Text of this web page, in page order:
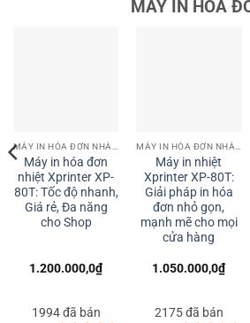
out
of
MÁY IN HOÁ
MÁY IN HÓA ĐƠN
Máy In Nhiệt
Xprinter XP-58IIB:
Kết Nối USB &
Bluetooth cho
Doanh Nghiệp Hiện
850.000,0₫
5 đã bán
MÁY IN HÓA ĐƠN
Máy in hóa đơn
Xprinter XP-K200L
– In bill nhanh
chóng, đa kết nối
USB/LAN
1.550.000,0₫
27 đã bán